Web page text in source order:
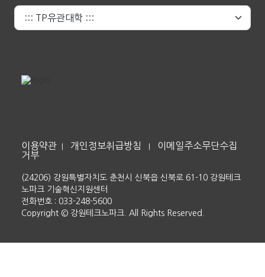
이용약관 개인정보취급방침
이메일주소무단수집
거부
(24206) 강원특별자치도 춘천시 신북읍 신북로 61-10 강원테크
노파크 기술혁신지원센터
전화번호 : 033-248-5600
Copyright © 강원테크노파크. All Rights Reserved.